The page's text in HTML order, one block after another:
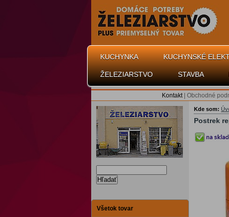
KUCHYNKA KUCHYNSKÉ
ŽELEZIARSTVO STAVBA
Kontakt| Obchodné
Hľadať
Všetok tovar
Kde som:
Postrek